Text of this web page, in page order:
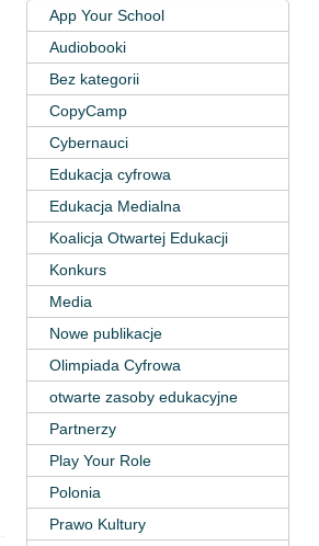
App Your School
Audiobooki
Bez kategorii
CopyCamp
Cybernauci
Edukacja cyfrowa
Edukacja Medialna
Koalicja Otwartej Edukacji
Konkurs
Media
Nowe publikacje
Olimpiada Cyfrowa
otwarte zasoby edukacyjne
Partnerzy
Play Your Role
Polonia
Prawo Kultury